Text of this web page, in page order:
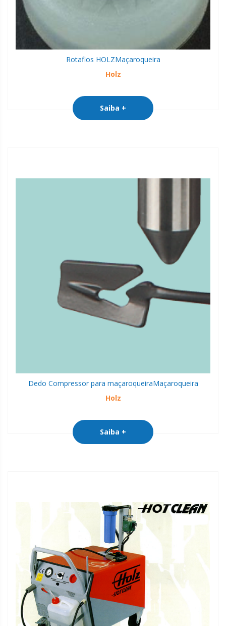
Rotafios HOLZMaçaroqueira
Holz
Saiba +
Dedo Compressor para maçaroqueiraMaçaroqueira
Holz
Saiba +